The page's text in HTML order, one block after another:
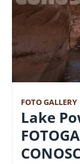
FOTO GALLERY
Lake